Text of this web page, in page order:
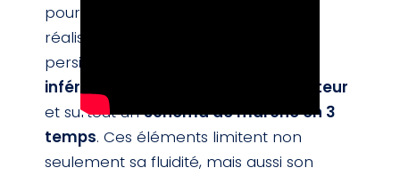
pour marcher. Malgré les progrès
réalisés, plusieurs compensations
persistent :
inférieur, posture asymétrique, lenteur
et surtout unschéma de marche en 3
temps. Ces éléments limitent non
seulement sa fluidité, mais aussi son